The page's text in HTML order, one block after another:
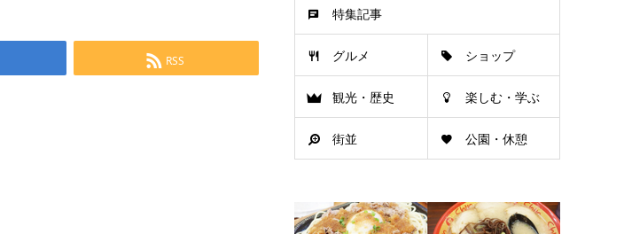
RSS
特集記事
グルメ ショップ
観光・歴史 楽しむ・学ぶ
街並 公園・休憩